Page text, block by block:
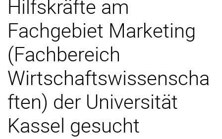
Mission
Hilfskräfte am
Fachgebiet Marketing
(Fachbereich
Wirtschaftswissenscha
ften) der Universität
Kassel gesucht